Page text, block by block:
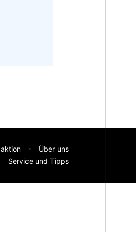
Über uns
Service und Tipps